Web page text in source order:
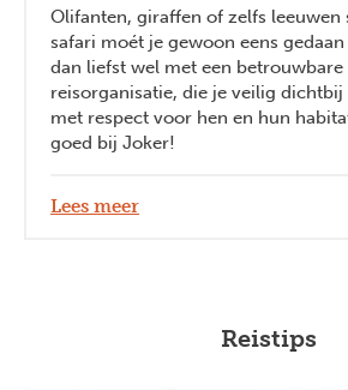
Olifanten, giraffen of zelfs leeuwen
safari moét je gewoon eens
dan liefst wel met een
reisorganisatie, die je veilig
met respect voor hen en hun
goed bij Joker!
Lees meer
Reistips